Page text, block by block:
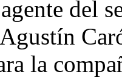
del
la